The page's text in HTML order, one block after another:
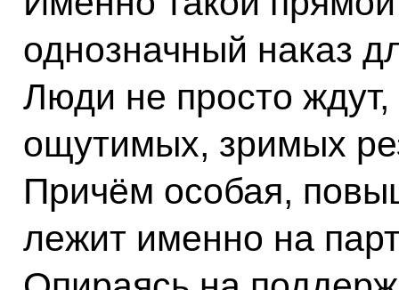
однозначный наказ
Люди не просто
ощутимых, зримых
Причём особая,
лежит именно на